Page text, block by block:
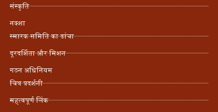
संस्कृति
नक्शा
स्मारक समिति का ढांचा
दूरदर्शिता और मिशन
गठन अधिनियम
चित्र प्रदर्शनी
महत्वपूर्ण लिंक